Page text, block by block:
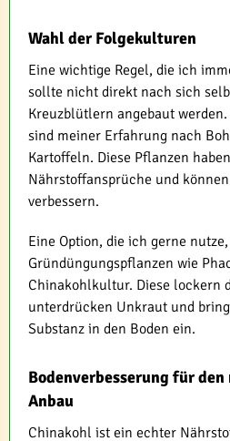
Wahl der Folgekulturen
Eine wichtige Regel, die ich
sollte nicht direkt nach sich
Kreuzblütlern angebaut
sind meiner Erfahrung nach
Kartoffeln. Diese Pflanzen
Nährstoffansprüche und
verbessern.
Eine Option, die ich gerne
Gründüngungspflanzen wie
Chinakohlkultur. Diese lockern
unterdrücken Unkraut und
Substanz in den Boden ein.
Bodenverbesserung für
Anbau
Chinakohl ist ein echter